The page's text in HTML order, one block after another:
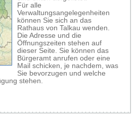
Für alle
Verwaltungsangelegenheiten
können Sie sich an das
Rathaus von Talkau wenden.
Die Adresse und die
Öffnungszeiten stehen auf
dieser Seite. Sie können das
Bürgeramt anrufen oder eine
Mail schicken, je nachdem, was
Sie bevorzugen und welche
stehen.